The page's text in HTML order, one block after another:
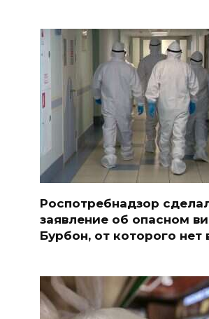
Роспотребнадзор
заявление об опасном
Бурбон, от которого нет